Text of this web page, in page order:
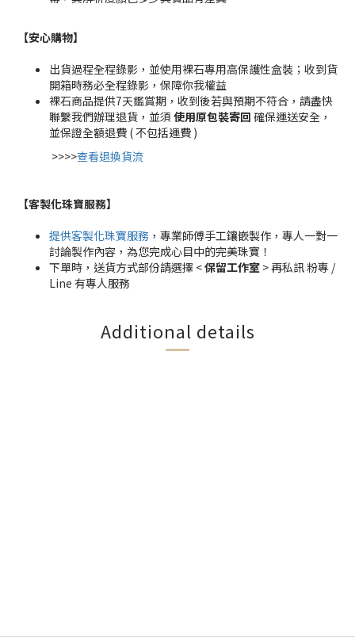
【安心購物】
出貨過程全程錄影，並使用裸石專用高保護性盒裝；收到貨
開箱時務必全程錄影，保障你我權益
裸石商品提供7天鑑賞期，收到後若與預期不符合，請盡快
聯繫我們辦理退貨，並須 使用原包裝寄回 確保運送安全，
並保證全額退費 ( 不包括運費 )
>>>>查看退換貨流
【客製化珠寶服務】
提供客製化珠寶服務 ，專業師傅手工鑲嵌製作，專人一對一
討論製作內容，為您完成心目中的完美珠寶！
下單時，送貨方式部份請選擇 <保留工作室 > 再私訊 粉專 /
Line 有專人服務
Additional details